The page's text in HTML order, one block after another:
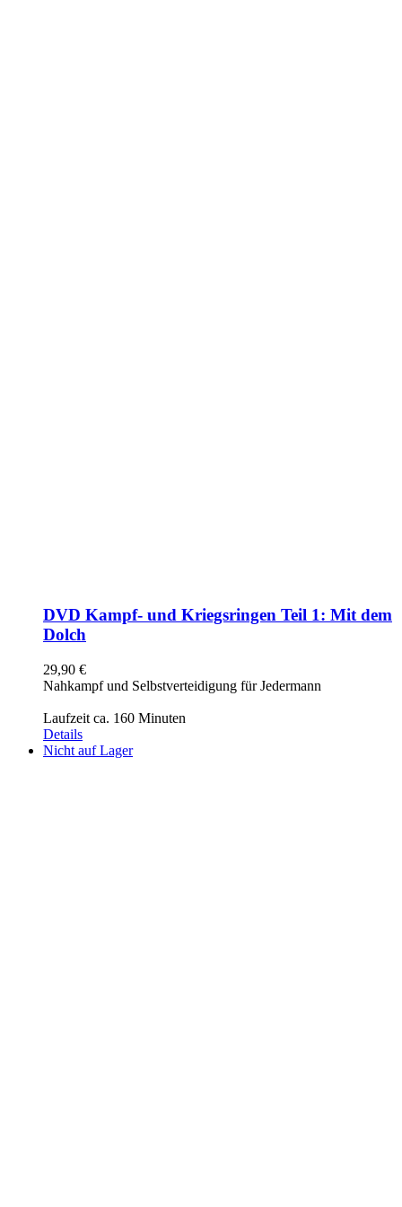
DVD Kampf- und Kriegsringen Teil 1: Mit dem
Dolch
29,90 €
Nahkampf und Selbstverteidigung für Jedermann
Laufzeit ca. 160 Minuten
Details
Nicht auf Lager